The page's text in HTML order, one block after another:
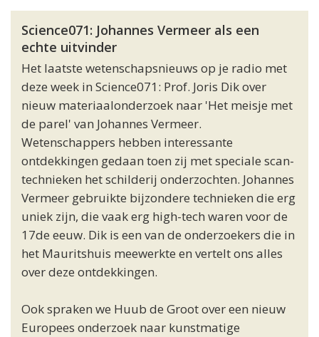
Science071: Johannes Vermeer als een
echte uitvinder
Het laatste wetenschapsnieuws op je radio met
deze week in Science071: Prof. Joris Dik over
nieuw materiaalonderzoek naar 'Het meisje met
de parel' van Johannes Vermeer.
Wetenschappers hebben interessante
ontdekkingen gedaan toen zij met speciale scan-
technieken het schilderij onderzochten. Johannes
Vermeer gebruikte bijzondere technieken die erg
uniek zijn, die vaak erg high-tech waren voor de
17de eeuw. Dik is een van de onderzoekers die in
het Mauritshuis meewerkte en vertelt ons alles
over deze ontdekkingen.
Ook spraken we Huub de Groot over een nieuw
Europees onderzoek naar kunstmatige